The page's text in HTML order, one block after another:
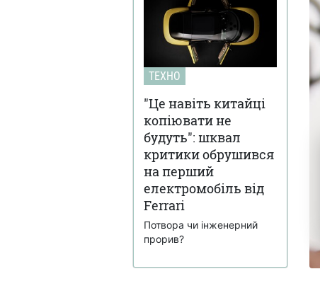
ТЕХНО
"Це навіть китайці
копіювати не
будуть": шквал
критики обрушився
на перший
електромобіль від
Ferrari
Потвора чи інженерний
прорив?